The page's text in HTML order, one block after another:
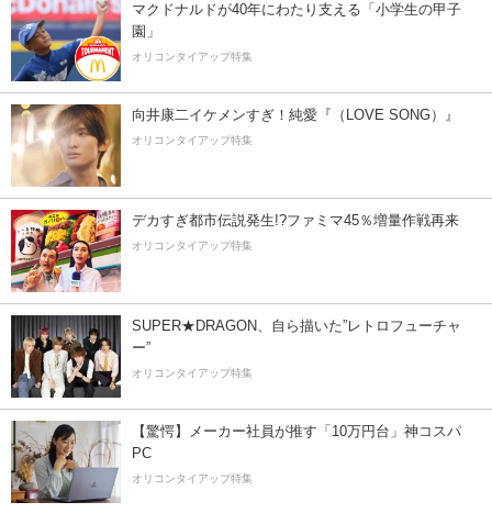
マクドナルドが40年にわたり支える「小学生の甲子
園」
オリコンタイアップ特集
向井康二イケメンすぎ！純愛『（LOVE SONG）』
オリコンタイアップ特集
デカすぎ都市伝説発生!?ファミマ45％増量作戦再来
オリコンタイアップ特集
SUPER★DRAGON、自ら描いた”レトロフューチャ
ー”
オリコンタイアップ特集
【驚愕】メーカー社員が推す「10万円台」神コスパ
PC
オリコンタイアップ特集